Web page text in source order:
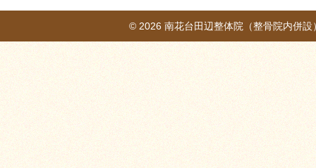
© 2026 南花台田辺整体院（整骨院内併設